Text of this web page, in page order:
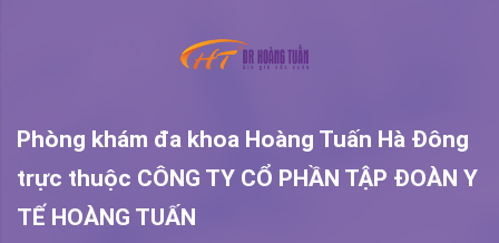
Phòng khám đa khoa Hoàng Tuấn Hà Đông
trực thuộc CÔNG TY CỔ PHẦN TẬP ĐOÀN Y
TẾ HOÀNG TUẤN